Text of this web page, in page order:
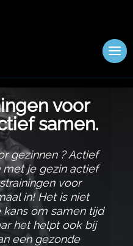
voor
samen.​
gezinnen ? Actief
met je gezin actief
voor
in! Het is niet
om samen tijd
het helpt ook bij
een gezonde